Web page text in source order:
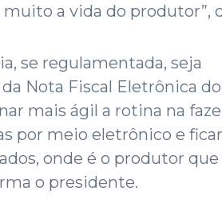
a vida do produtor”,
se regulamentada, seja
Nota Fiscal Eletrônica do
mais ágil a rotina na
por meio eletrônico e
onde é o produtor
o presidente.